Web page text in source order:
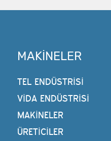
MAKINELER
TEL ENDÜSTRISI
VIDA ENDÜSTRISI
MAKINELER
ÜRETİCİLER